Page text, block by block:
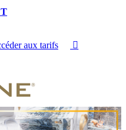
aux tarifs
